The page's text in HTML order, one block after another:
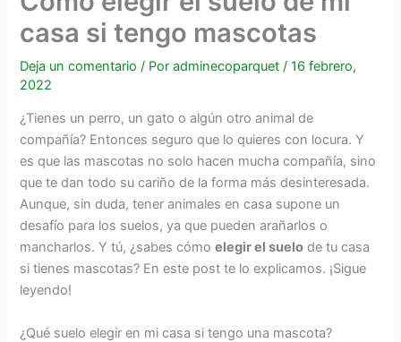
casa si tengo mascotas
Deja un comentario / Poradminecoparquet/16 febrero,
2022
¿Tienes un perro, un gato o algún otro animal de
compañía? Entonces seguro que lo quieres con locura. Y
es que las mascotas no solo hacen mucha compañía, sino
que te dan todo su cariño de la forma más desinteresada.
Aunque, sin duda, tener animales en casa supone un
desafío para los suelos, ya que pueden arañarlos o
mancharlos. Y tú, ¿sabes cómoelegir el suelo de tu casa
si tienes mascotas? En este post te lo explicamos. ¡Sigue
leyendo!
¿Qué suelo elegir en mi casa si tengo una mascota?